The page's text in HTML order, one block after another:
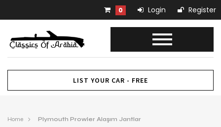
0 Login Register
LIST YOUR CAR - FREE
Home Plymouth Prowler Alaşım Jantlar